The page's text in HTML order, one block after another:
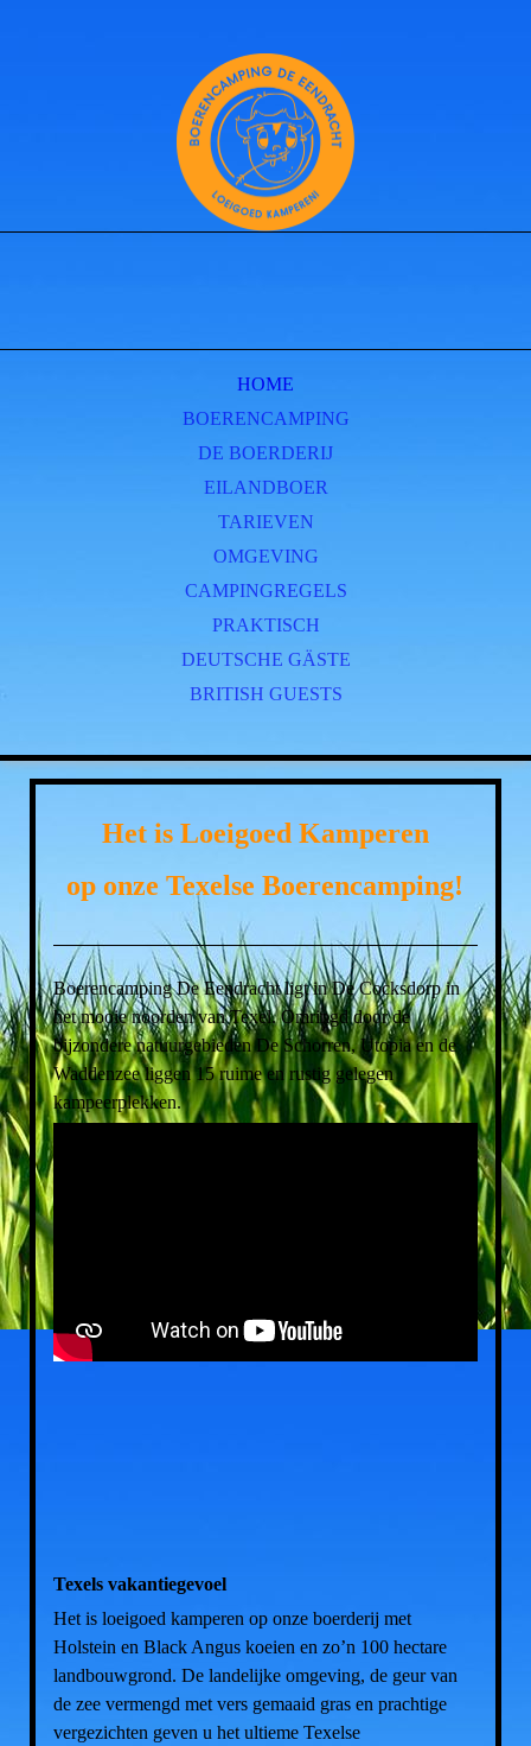
HOME
BOERENCAMPING
DE BOERDERIJ
EILANDBOER
TARIEVEN
OMGEVING
CAMPINGREGELS
PRAKTISCH
DEUTSCHE GÄSTE
BRITISH GUESTS
Het is Loeigoed Kamperen
op onze Texelse Boerencamping!
Boerencamping De Eendracht ligt in De Cocksdorp in
het mooie noorden van Texel. Omringd door de
bijzondere natuurgebieden De Schorren, Utopia en de
Waddenzee liggen 15 ruime en rustig gelegen
kampeerplekken.
Texels vakantiegevoel
Het is loeigoed kamperen op onze boerderij met
Holstein en Black Angus koeien en zo’n 100 hectare
landbouwgrond. De landelijke omgeving, de geur van
de zee vermengd met vers gemaaid gras en prachtige
vergezichten geven u het ultieme Texelse